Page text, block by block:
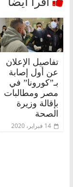
تفاصيل الإعلان
عن أول إصابة
بـ”كورونا” في
مصر ومطالبات
بإقالة وزيرة
الصحة
14 فبراير، 2020